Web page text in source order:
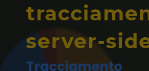
server-
Tracciamento